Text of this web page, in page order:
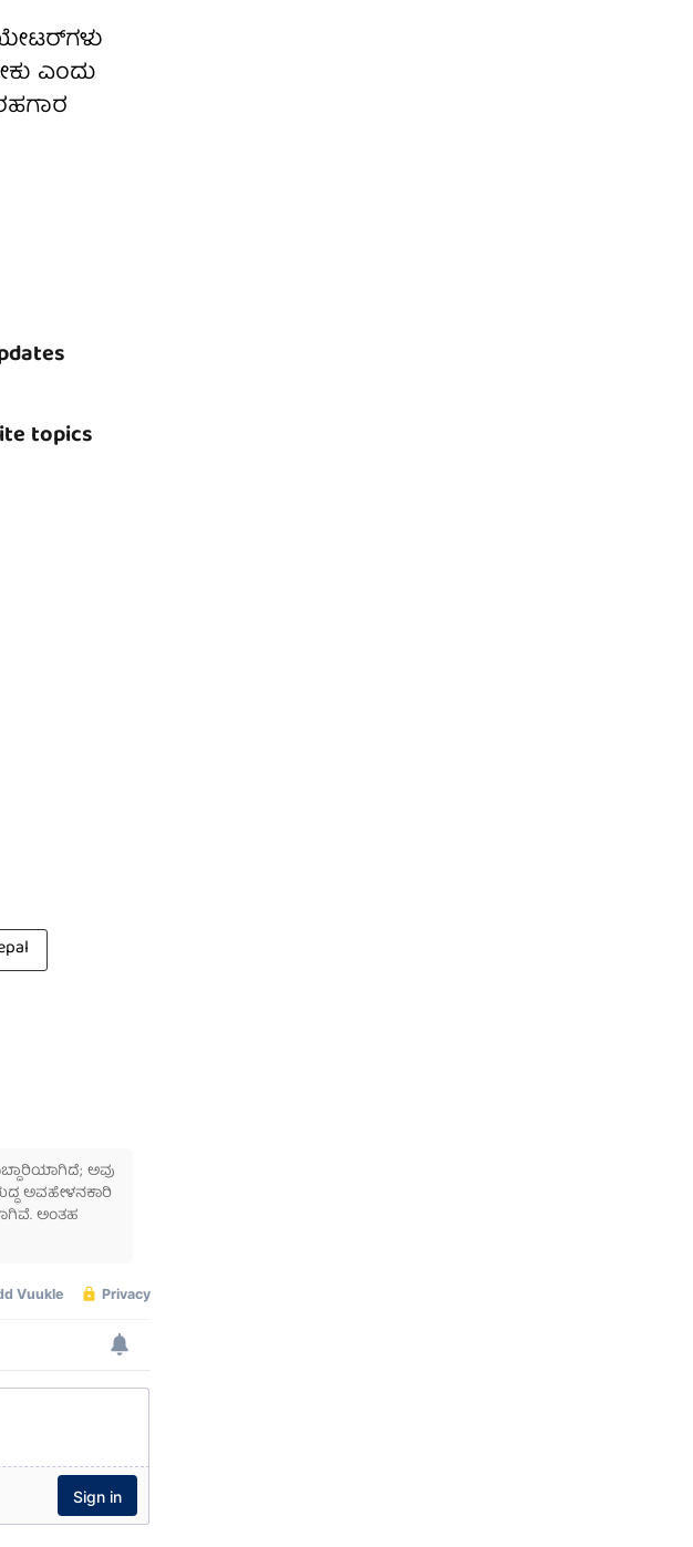
ಎಂದು
topics
ಅವು
ಅವಹೇಳನಕಾರಿ
ಅಂತಹ